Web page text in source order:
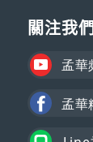
關注我們